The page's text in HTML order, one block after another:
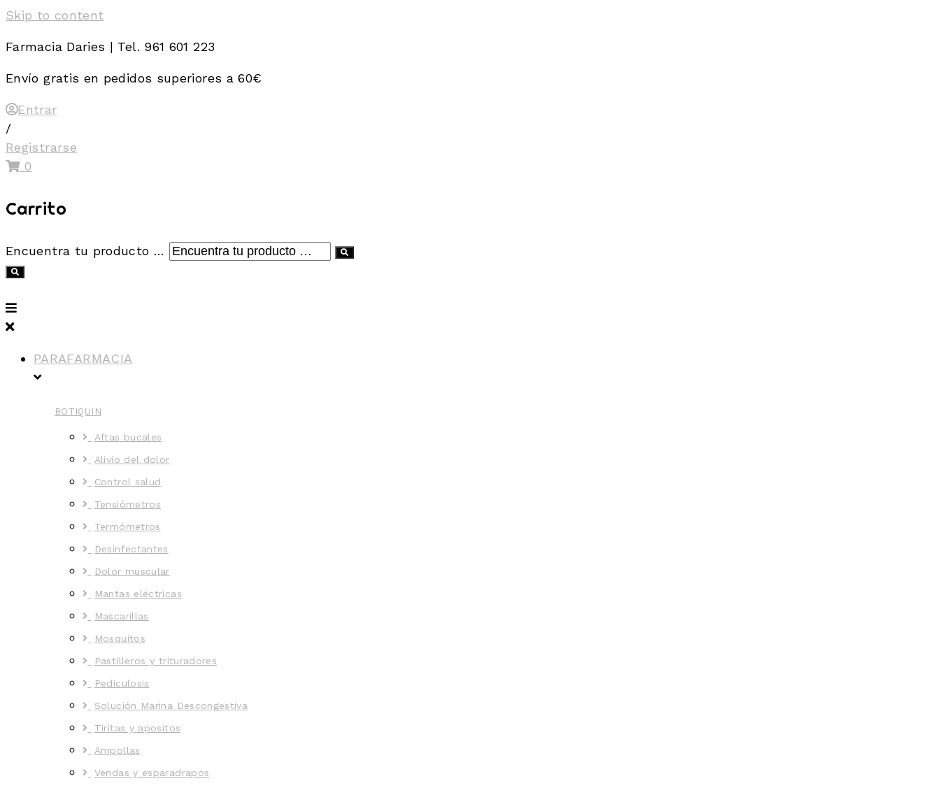
Skip to content
Farmacia Daries | Tel. 961 601 223
Envío gratis en pedidos superiores a 60€
Entrar
/
Registrarse
0
Carrito
Encuentra tu producto …
PARAFARMACIA
BOTIQUIN
Aftas bucales
Alivio del dolor
Control salud
Tensiómetros
Termómetros
Desinfectantes
Dolor muscular
Mantas eléctricas
Mascarillas
Mosquitos
Pastilleros y trituradores
Pediculosis
Solución Marina Descongestiva
Tiritas y apositos
Ampollas
Vendas y esparadrapos